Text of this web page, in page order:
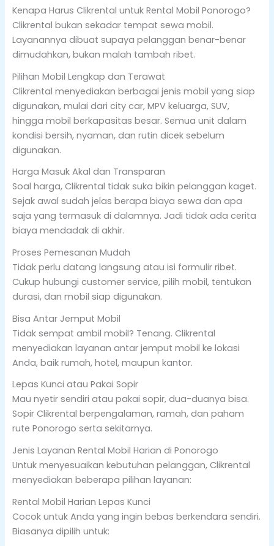
Kenapa Harus Clikrental untuk Rental Mobil Ponorogo?
Clikrental bukan sekadar tempat sewa mobil.
Layanannya dibuat supaya pelanggan benar-benar
dimudahkan, bukan malah tambah ribet.
Pilihan Mobil Lengkap dan Terawat
Clikrental menyediakan berbagai jenis mobil yang siap
digunakan, mulai dari city car, MPV keluarga, SUV,
hingga mobil berkapasitas besar. Semua unit dalam
kondisi bersih, nyaman, dan rutin dicek sebelum
digunakan.
Harga Masuk Akal dan Transparan
Soal harga, Clikrental tidak suka bikin pelanggan kaget.
Sejak awal sudah jelas berapa biaya sewa dan apa
saja yang termasuk di dalamnya. Jadi tidak ada cerita
biaya mendadak di akhir.
Proses Pemesanan Mudah
Tidak perlu datang langsung atau isi formulir ribet.
Cukup hubungi customer service, pilih mobil, tentukan
durasi, dan mobil siap digunakan.
Bisa Antar Jemput Mobil
Tidak sempat ambil mobil? Tenang. Clikrental
menyediakan layanan antar jemput mobil ke lokasi
Anda, baik rumah, hotel, maupun kantor.
Lepas Kunci atau Pakai Sopir
Mau nyetir sendiri atau pakai sopir, dua-duanya bisa.
Sopir Clikrental berpengalaman, ramah, dan paham
rute Ponorogo serta sekitarnya.
Jenis Layanan Rental Mobil Harian di Ponorogo
Untuk menyesuaikan kebutuhan pelanggan, Clikrental
menyediakan beberapa pilihan layanan:
Rental Mobil Harian Lepas Kunci
Cocok untuk Anda yang ingin bebas berkendara sendiri.
Biasanya dipilih untuk: